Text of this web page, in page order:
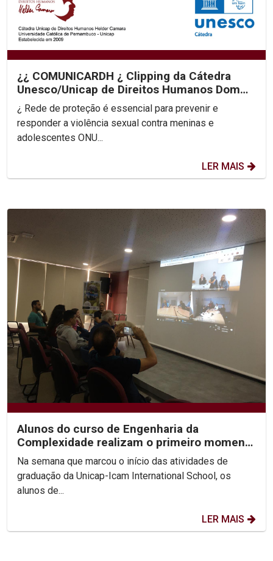
¿¿ COMUNICARDH ¿ Clipping da Cátedra
Unesco/Unicap de Direitos Humanos Dom
Helder Camara
¿ Rede de proteção é essencial para prevenir e
responder a violência sexual contra meninas e
adolescentes ONU...
LER MAIS
Alunos do curso de Engenharia da
Complexidade realizam o primeiro momento
de capitalização
Na semana que marcou o início das atividades de
graduação da Unicap-Icam International School, os
alunos de...
LER MAIS